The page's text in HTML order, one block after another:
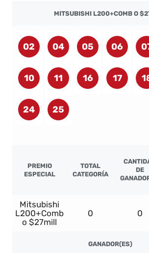
MITSUBISHI L200+COMB O
02 04 05 06
10 11 16 17
24 25
PREMIO
ESPECIAL
TOTAL
CATEGORÍA
DE
Mitsubishi
L200+Comb
o $27mill
0 0
GANADOR(ES)